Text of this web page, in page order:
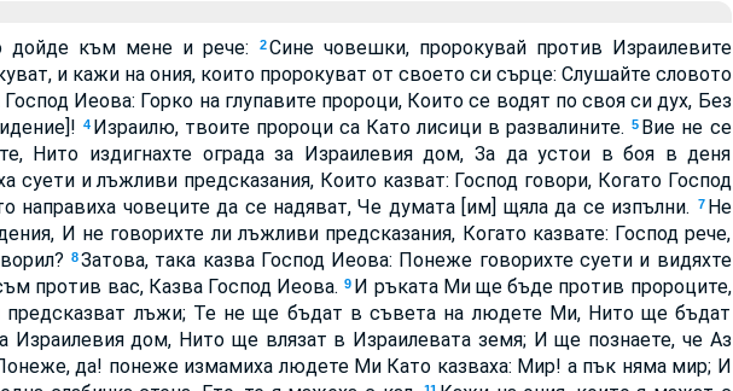
дойде към мене и рече: 2 Сине човешки, пророкувай против Израилевите
и кажи на ония, които пророкуват от своето си сърце: Слушайте словото
Господ Иеова: Горко на глупавите пророци, Които се водят по своя си дух, Без
4 Израилю, твоите пророци са Като лисици в развалините. 5 Вие не се
Нито издигнахте ограда за Израилевия дом, За да устои в боя в деня
суети и лъжливи предсказания, Които казват: Господ говори, Когато Господ
направиха човеците да се надяват, Че думата [им] щяла да се изпълни.
7 Не
И не говорихте ли лъжливи предсказания, Когато казвате: Господ рече,
8Затова, така казва Господ Иеова: Понеже говорихте суети и видяхте
против вас, Казва Господ Иеова. 9 И ръката Ми ще бъде против пророците,
предсказват лъжи; Те не ще бъдат в съвета на людете Ми, Нито ще бъдат
Израилевия дом, Нито ще влязат в Израилевата земя; И ще познаете, че Аз
да! понеже измамиха людете Ми Като казваха: Мир! а пък няма мир; И